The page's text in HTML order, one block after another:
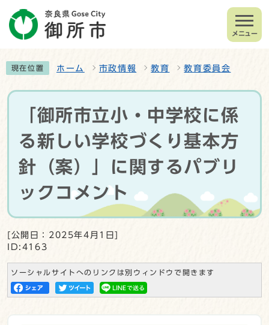
メニュー
現在位置 ホーム 市政情報 教育 教育委員会
「御所市立小・中学校に係
る新しい学校づくり基本方
針（案）」に関するパブリ
ックコメント
[公開日：2025年4月1日]
ID:4163
ソーシャルサイトへのリンクは別ウィンドウで開きます